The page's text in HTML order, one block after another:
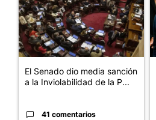
El Senado dio media sanción
a la Inviolabilidad de la P...
41 comentarios